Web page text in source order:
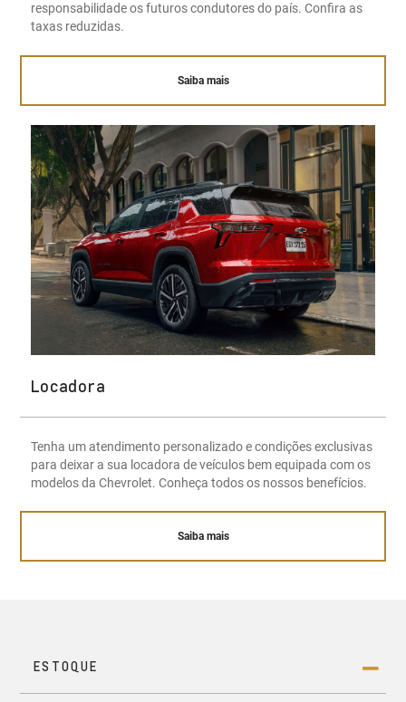
responsabilidade os futuros condutores do país. Confira as
taxas reduzidas.
Saiba mais
Locadora
Tenha um atendimento personalizado e condições exclusivas
para deixar a sua locadora de veículos bem equipada com os
modelos da Chevrolet. Conheça todos os nossos benefícios.
Saiba mais